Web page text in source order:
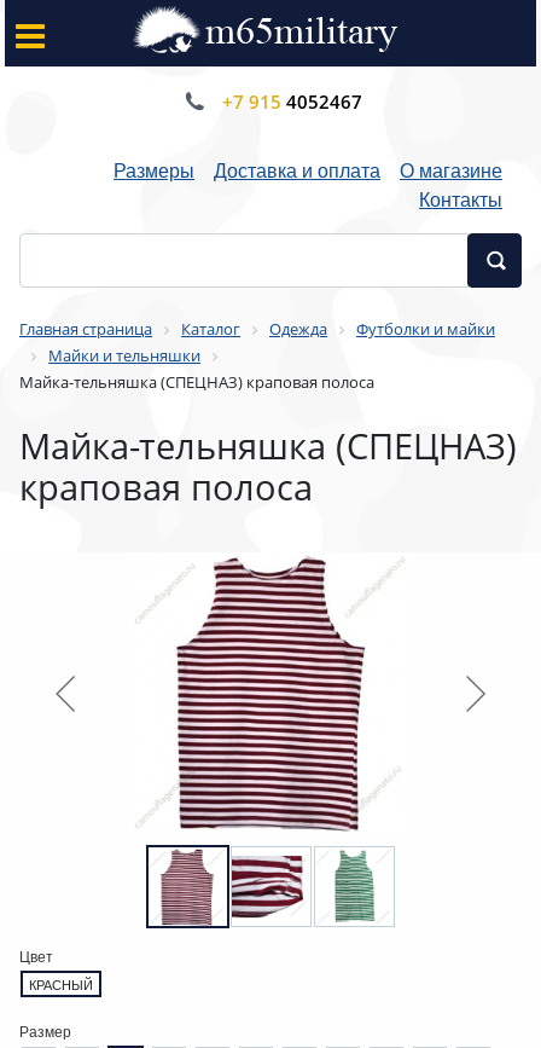
+7 915 4052467
Размеры Доставка и оплата
О магазине
Контакты
Главная страница Каталог Одежда
Футболки и майки
Майки и тельняшки
Майка-тельняшка (СПЕЦНАЗ) краповая полоса
Майка-тельняшка (СПЕЦНАЗ)
краповая полоса
Цвет
КРАСНЫЙ
Размер